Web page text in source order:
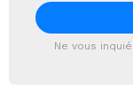
Ne vous